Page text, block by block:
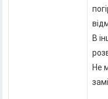
В
Не